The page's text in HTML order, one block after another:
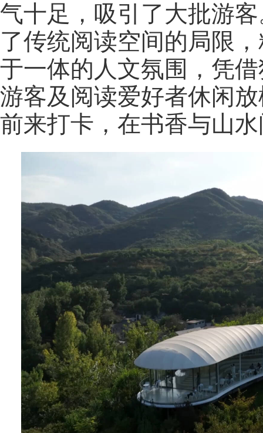
气十足，吸引了大批游
了传统阅读空间的局限
于一体的人文氛围，凭
游客及阅读爱好者休闲
前来打卡，在书香与山